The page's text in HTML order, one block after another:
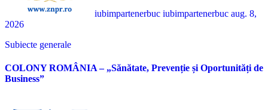
iubimpartenerbuc iubimpartenerbuc aug. 8,
2026
Subiecte generale
COLONY ROMÂNIA – „Sănătate, Prevenție și Oportunități de
Business”